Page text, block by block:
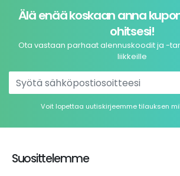
Älä enää koskaan anna
ohitsesi!
Ota vastaan parhaat alennuskoodit ja -
liikkeille
Voit lopettaa uutiskirjeemme tilauksen
Suosittelemme